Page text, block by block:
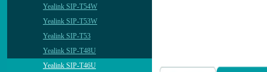
Yealink SIP-T54W
Yealink SIP-T53W
Yealink SIP-T53
Yealink SIP-T48U
Yealink SIP-T46U